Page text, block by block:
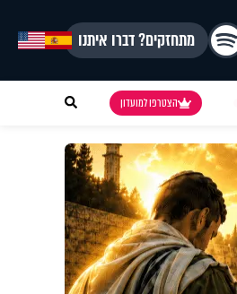
מתחזקים? דברו איתנו
הצטרפו למועדון